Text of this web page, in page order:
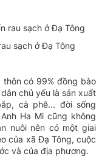
sạch ở Đạ Tông
thôn có 99% đồng bào
chủ yếu là sản xuất
cà phê... đời sống
Ha Mi cũng không
nuôi nên có một giai
của xã Đạ Tông, cuộc
và của địa phương.